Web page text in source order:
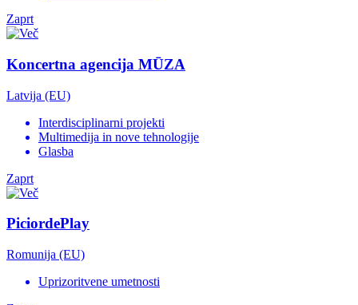
Zaprt
Koncertna agencija MŪZA
Latvija (EU)
Interdisciplinarni projekti
Multimedija in nove tehnologije
Glasba
Zaprt
PiciordePlay
Romunija (EU)
Uprizoritvene umetnosti